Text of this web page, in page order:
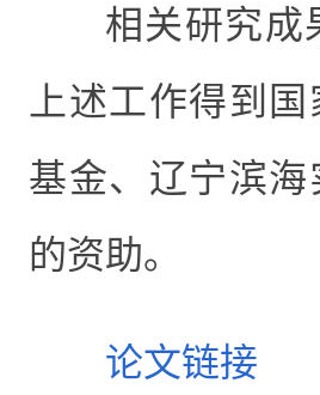
相关研究成
上述工作得到
基金、辽宁滨
的资助。
论文链接